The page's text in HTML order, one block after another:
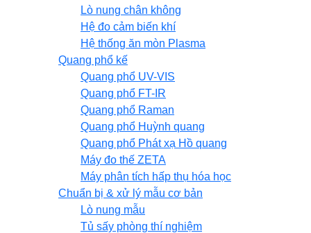
Lò nung chân không
Hệ đo cảm biến khí
Hệ thống ăn mòn Plasma
Quang phổ kế
Quang phổ UV-VIS
Quang phổ FT-IR
Quang phổ Raman
Quang phổ Huỳnh quang
Quang phổ Phát xạ Hồ quang
Máy đo thế ZETA
Máy phân tích hấp thụ hóa học
Chuẩn bị & xử lý mẫu cơ bản
Lò nung mẫu
Tủ sấy phòng thí nghiệm